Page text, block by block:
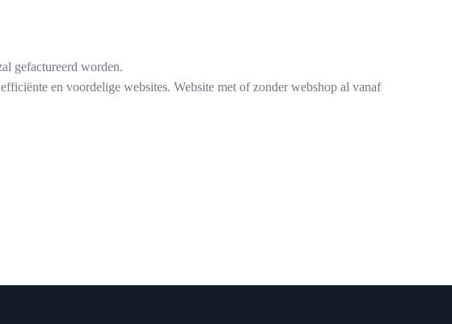
gefactureerd worden.
en voordelige websites. Website met of zonder webshop al vanaf